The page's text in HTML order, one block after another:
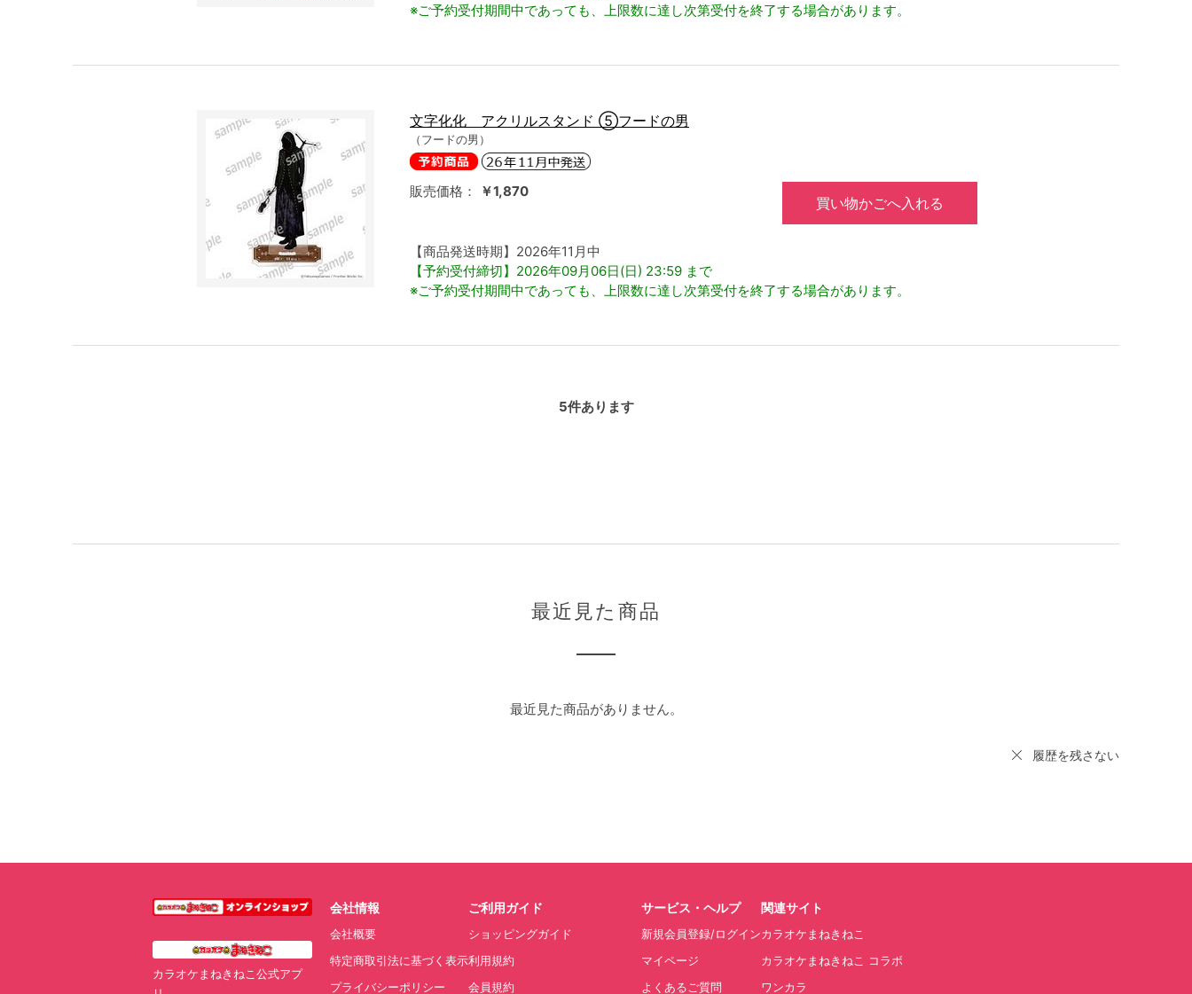
※ご予約受付期間中であっても、上限数に達し次第受付を終了する場合があります。
文字化化 アクリルスタンド ⑤フードの男
（フードの男）
販売価格： ￥1,870
買い物かごへ入れる
【商品発送時期】2026年11月中
【予約受付締切】2026年09月06日(日) 23:59 まで
※ご予約受付期間中であっても、上限数に達し次第受付を終了する場合があります。
5件あります
最近見た商品
最近見た商品がありません。
履歴を残さない
カラオケまねきねこ公式アプ
会社情報
会社概要
特定商取引法に基づく表示
プライバシーポリシー
ご利用ガイド
ショッピングガイド
利用規約
会員規約
サービス・ヘルプ
新規会員登録/ログイン
マイページ
よくあるご質問
関連サイト
カラオケまねきねこ
カラオケまねきねこ コラボ
ワンカラ